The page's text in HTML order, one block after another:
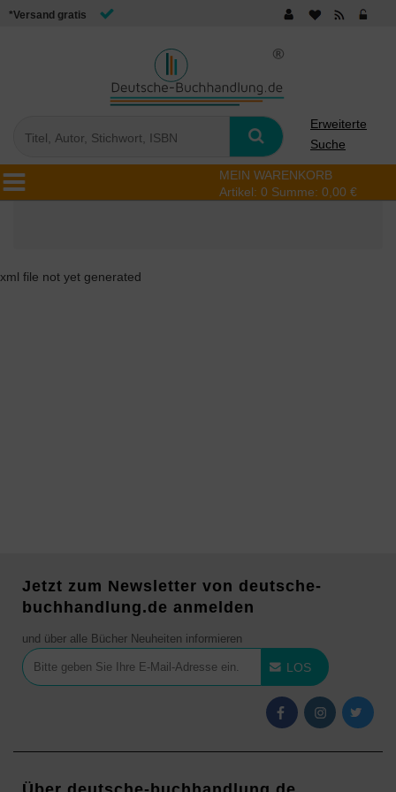
*Versand gratis
Erweiterte
Suche
MEIN WARENKORB
Artikel: 0 Summe: 0,00 €
xml file not yet generated
Jetzt zum Newsletter von deutsche-
buchhandlung.de anmelden
und über alle Bücher Neuheiten informieren
LOS